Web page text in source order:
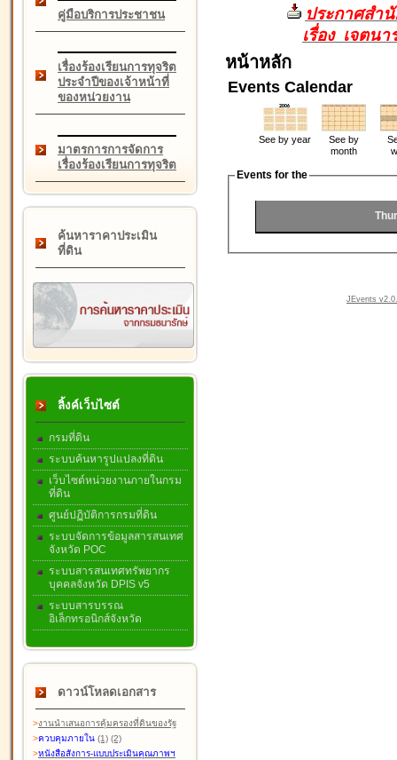
คู่มือบริการประชาชน
เรื่องร้องเรียนการทุจริต
ประจำปีของเจ้าหน้าที่
ของหน่วยงาน
มาตรการการจัดการ
เรื่องร้องเรียนการทุจริต
ค้นหาราคาประเมิน
ที่ดิน
ลิ้งค์เว็บไซต์
กรมที่ดิน
ระบบค้นหารูปแปลงที่ดิน
เว็บไซต์หน่วยงานภายในกรม
ที่ดิน
ศูนย์ปฏิบัติการกรมที่ดิน
ระบบจัดการข้อมูลสารสนเทศ
จังหวัด POC
ระบบสารสนเทศทรัพยากร
บุคคลจังหวัด DPIS v5
ระบบสารบรรณ
อิเล็กทรอนิกส์จังหวัด
ดาวน์โหลดเอกสาร
>งานนำเสนอการคุ้มครองที่ดินของรัฐ
>ควบคุมภายใน (1) (2)
>หนังสือสังการ-แบบประเมินคุณภาพฯ
ประกาศสำ
เรื่อง เจตน
หน้าหลัก
Events Calendar
See by year
See by
month
Events for the
JEvents